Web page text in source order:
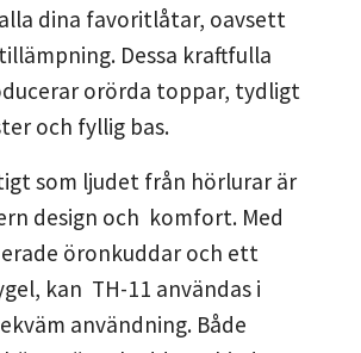
dina favoritlåtar, oavsett
Dessa kraftfulla
orörda toppar, tydligt
och fyllig bas.
som ljudet från hörlurar är
design och komfort. Med
öronkuddar och ett
kan TH-11 användas i
användning. Både